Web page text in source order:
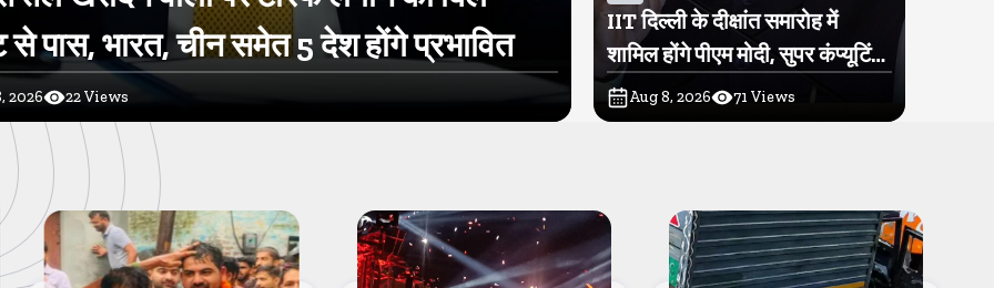
से पास, भारत, चीन समेत 5 देश होंगे प्रभावित
2026 22Views
IIT दिल्ली के दीक्षांत समारोह में
शामिल होंगे पीएम मोदी, सुपर कंप्यूटिंग
सुविधा परम प्रज्ञा का होगा शुभारंभ
Aug 8, 2026 71 Views